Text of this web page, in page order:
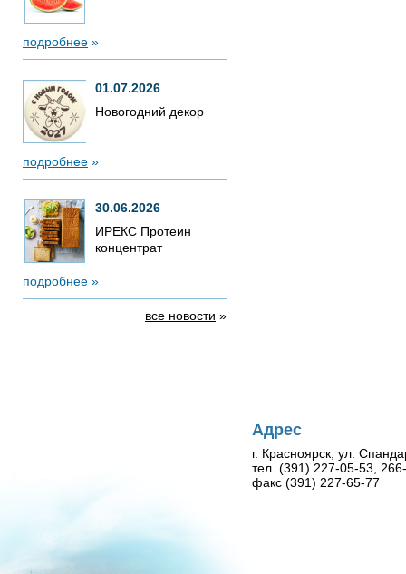
подробнее »
01.07.2026
Новогодний декор
подробнее »
30.06.2026
ИРЕКС Протеин
концентрат
подробнее »
все новости »
Адрес
г. Красноярск, ул.
тел. (391) 227-05-53,
факс (391) 227-65-77